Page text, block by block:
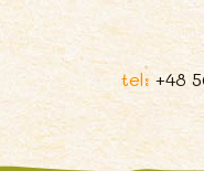
tel: +48